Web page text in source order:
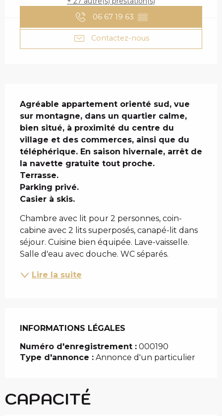
06 67 19 63 ▒▒
Contactez-nous
Agréable appartement orienté sud, vue
sur montagne, dans un quartier calme,
bien situé, à proximité du centre du
village et des commerces, ainsi que du
téléphérique. En saison hivernale, arrêt de
la navette gratuite tout proche.
Terrasse.
Parking privé.
Casier à skis.
Chambre avec lit pour 2 personnes, coin-
cabine avec 2 lits superposés, canapé-lit dans
séjour. Cuisine bien équipée. Lave-vaisselle.
Salle d'eau avec douche. WC séparés.
Lire la suite
INFORMATIONS LÉGALES
INFORMATIONS LÉGALES
Numéro d'enregistrement : 000190
Type d'annonce : Annonce d'un particulier
CAPACITÉ